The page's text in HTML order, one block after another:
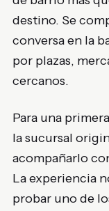
destino. Se
conversa en la
por plazas,
cercanos.
Para una
la sucursal
acompañarlo
La experiencia
probar uno de